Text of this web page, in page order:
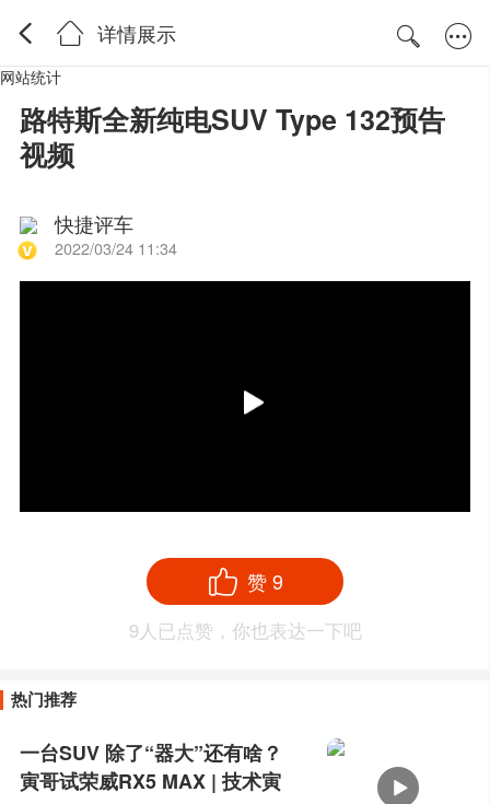
详情展示
网站统计
路特斯全新纯电SUV Type 132预告
视频
快捷评车
2022/03/24 11:34
赞9
9人已点赞，你也表达一下吧
热门推荐
一台SUV 除了“器大”还有啥？
寅哥试荣威RX5 MAX | 技术寅